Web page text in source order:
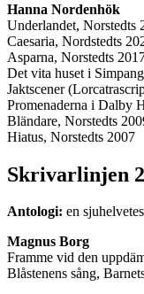
Hanna Nordenhök
Underlandet, Norstedts
Caesaria, Nordstedts
Asparna, Norstedts
Det vita huset i
Jaktscener
Promenaderna i Dalby
Bländare, Norstedts
Hiatus, Norstedts 2007
Skrivarlinjen
Antologi: en
Magnus Borg
Framme vid den
Blåstenens sång,